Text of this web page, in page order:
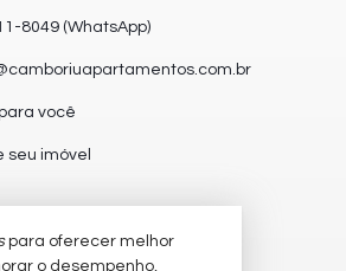
8049 (WhatsApp)
você
seu imóvel
para oferecer melhor
o desempenho,